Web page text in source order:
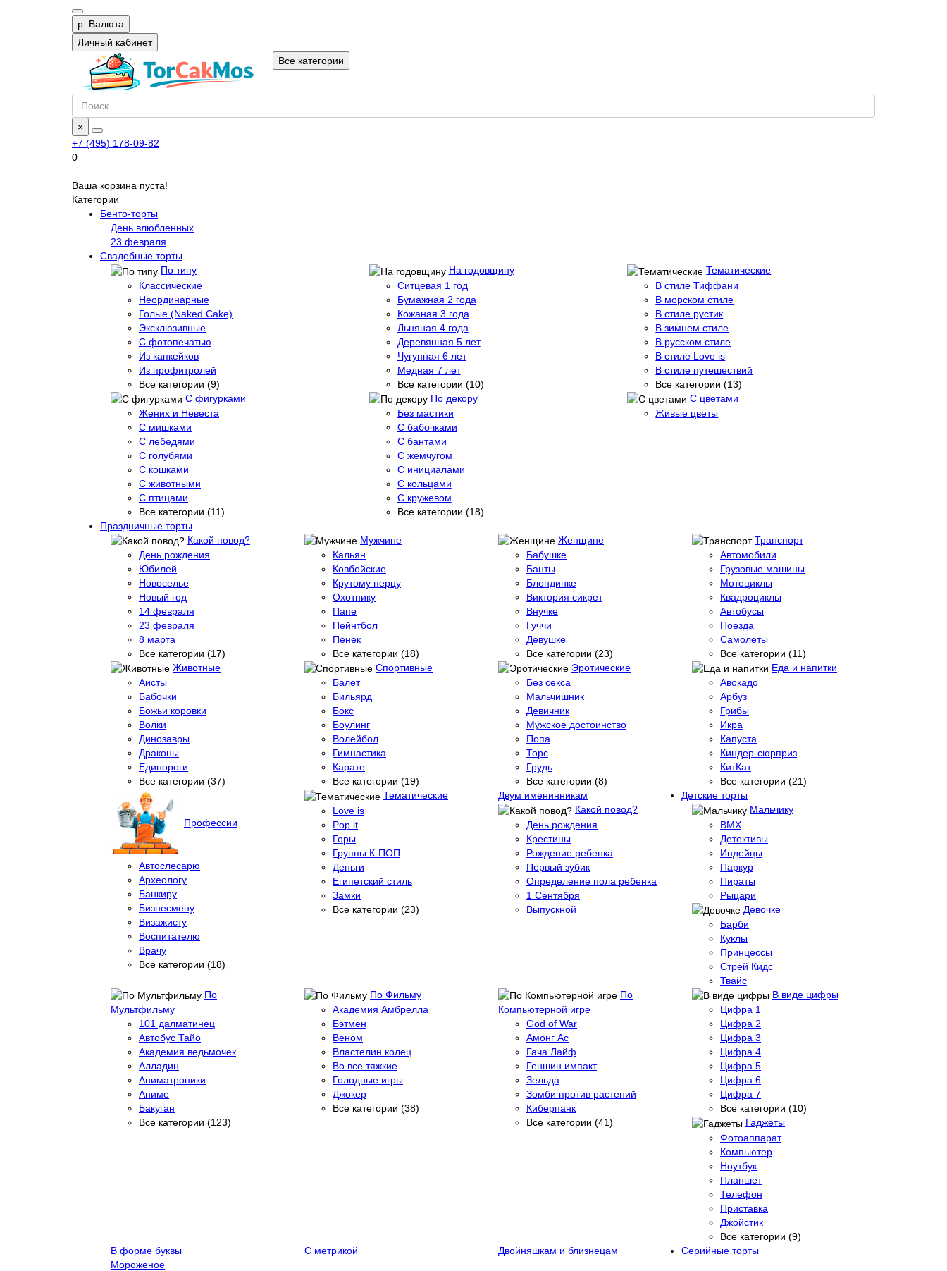
р. Валюта
Личный кабинет
Все категории
×
+7 (495) 178-09-82
0
Ваша корзина пуста!
Категории
Бенто-торты
День влюбленных
23 февраля
Свадебные торты
По типу
Классические
Неординарные
Голые (Naked Cake)
Эксклюзивные
С фотопечатью
Из капкейков
Из профитролей
Все категории (9)
На годовщину
Ситцевая 1 год
Бумажная 2 года
Кожаная 3 года
Льняная 4 года
Деревянная 5 лет
Чугунная 6 лет
Медная 7 лет
Все категории (10)
Тематические
В стиле Тиффани
В морском стиле
В стиле рустик
В зимнем стиле
В русском стиле
В стиле Love is
В стиле путешествий
Все категории (13)
С фигурками
Жених и Невеста
С мишками
С лебедями
С голубями
С кошками
С животными
С птицами
Все категории (11)
По декору
Без мастики
С бабочками
С бантами
С жемчугом
С инициалами
С кольцами
С кружевом
Все категории (18)
С цветами
Живые цветы
Праздничные торты
Какой повод?
День рождения
Юбилей
Новоселье
Новый год
14 февраля
23 февраля
8 марта
Все категории (17)
Мужчине
Кальян
Ковбойские
Крутому перцу
Охотнику
Папе
Пейнтбол
Пенек
Все категории (18)
Женщине
Бабушке
Банты
Блондинке
Виктория сикрет
Внучке
Гуччи
Девушке
Все категории (23)
Транспорт
Автомобили
Грузовые машины
Мотоциклы
Квадроциклы
Автобусы
Поезда
Самолеты
Все категории (11)
Животные
Аисты
Бабочки
Божьи коровки
Волки
Динозавры
Драконы
Единороги
Все категории (37)
Спортивные
Балет
Бильярд
Бокс
Боулинг
Волейбол
Гимнастика
Карате
Все категории (19)
Эротические
Без секса
Мальчишник
Девичник
Мужское достоинство
Попа
Торс
Грудь
Все категории (8)
Еда и напитки
Авокадо
Арбуз
Грибы
Икра
Капуста
Киндер-сюрприз
КитКат
Все категории (21)
Профессии
Автослесарю
Археологу
Банкиру
Бизнесмену
Визажисту
Воспитателю
Врачу
Все категории (18)
Тематические
Love is
Pop it
Горы
Группы К-ПОП
Деньги
Египетский стиль
Замки
Все категории (23)
Двум именинникам
Детские торты
Какой повод?
День рождения
Крестины
Рождение ребенка
Первый зубик
Определение пола ребенка
1 Сентября
Выпускной
Мальчику
BMX
Детективы
Индейцы
Паркур
Пираты
Рыцари
Девочке
Барби
Куклы
Принцессы
Стрей Кидс
Твайс
По
Мультфильму
101 далматинец
Автобус Тайо
Академия ведьмочек
Алладин
Аниматроники
Аниме
Бакуган
Все категории (123)
По Фильму
Академия Амбрелла
Бэтмен
Веном
Властелин колец
Во все тяжкие
Голодные игры
Джокер
Все категории (38)
По
Компьютерной игре
God of War
Амонг Ас
Гача Лайф
Геншин импакт
Зельда
Зомби против растений
Киберпанк
Все категории (41)
В виде цифры
Цифра 1
Цифра 2
Цифра 3
Цифра 4
Цифра 5
Цифра 6
Цифра 7
Все категории (10)
Гаджеты
Фотоаппарат
Компьютер
Ноутбук
Планшет
Телефон
Приставка
Джойстик
Все категории (9)
В форме буквы
С метрикой Двойняшкам и близнецам
Серийные торты
Мороженое